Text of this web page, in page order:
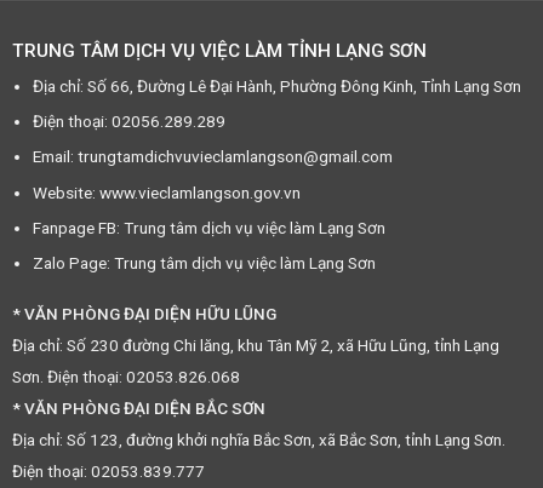
TRUNG TÂM DỊCH VỤ VIỆC LÀM TỈNH LẠNG SƠN
Địa chỉ: Số 66, Đường Lê Đại Hành, Phường Đông Kinh, Tỉnh Lạng Sơn
Điện thoại: 02056.289.289
Email: trungtamdichvuvieclamlangson@gmail.com
Website: www.vieclamlangson.gov.vn
Fanpage FB: Trung tâm dịch vụ việc làm Lạng Sơn
Zalo Page: Trung tâm dịch vụ việc làm Lạng Sơn
* VĂN PHÒNG ĐẠI DIỆN HỮU LŨNG
Địa chỉ: Số 230 đường Chi lăng, khu Tân Mỹ 2, xã Hữu Lũng, tỉnh Lạng
Sơn. Điện thoại: 02053.826.068
* VĂN PHÒNG ĐẠI DIỆN BẮC SƠN
Địa chỉ: Số 123, đường khởi nghĩa Bắc Sơn, xã Bắc Sơn, tỉnh Lạng Sơn.
Điện thoại: 02053.839.777